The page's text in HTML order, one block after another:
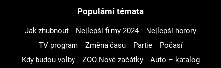
Populární témata
Jak zhubnout Nejlepší filmy 2024
Nejlepší horory
TV program
Změna času Partie
Počasí
Kdy budou volby
ZOO Nové začátky
Auto – katalog